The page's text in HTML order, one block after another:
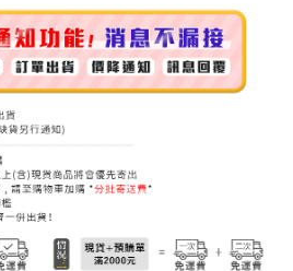
以上)免運費
祖、小琉球）
含以上)免運費